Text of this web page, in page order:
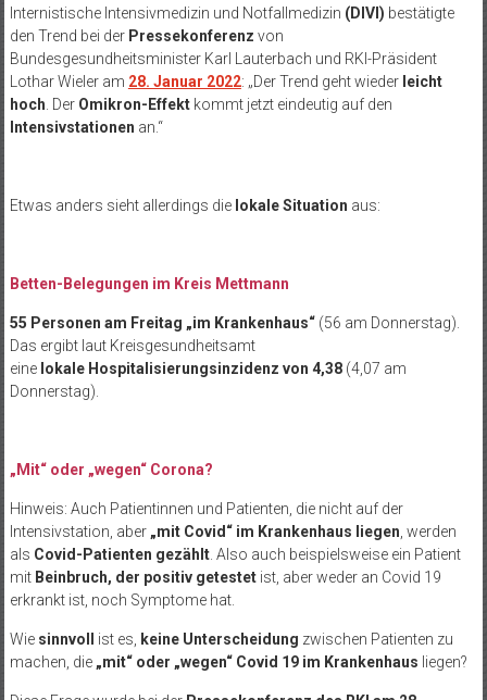
Internistische Intensivmedizin und Notfallmedizin (DIVI) bestätigte
den Trend bei der Pressekonferenz von
Bundesgesundheitsminister Karl Lauterbach und RKI-Präsident
Lothar Wieler am 28. Januar 2022: „Der Trend geht wieder leicht
hoch . Der Omikron-Effektkommt jetzt eindeutig auf den
Intensivstationen an.“
Etwas anders sieht allerdings dielokale Situation aus:
Betten-Belegungen im Kreis Mettmann
55 Personen am Freitag „im Krankenhaus“ (56 am Donnerstag).
Das ergibt laut Kreisgesundheitsamt
eine lokale Hospitalisierungsinzidenz von 4,38 (4,07 am
Donnerstag).
„Mit“ oder „wegen“ Corona?
Hinweis: Auch Patientinnen und Patienten, die nicht auf der
Intensivstation, aber „mit Covid“ im Krankenhaus liegen , werden
als Covid-Patienten gezählt. Also auch beispielsweise ein Patient
mit Beinbruch, der positiv getestetist, aber weder an Covid 19
erkrankt ist, noch Symptome hat.
Wie sinnvoll ist es, keine Unterscheidung zwischen Patienten zu
machen, die „mit“ oder „wegen“ Covid 19 im Krankenhaus liegen?